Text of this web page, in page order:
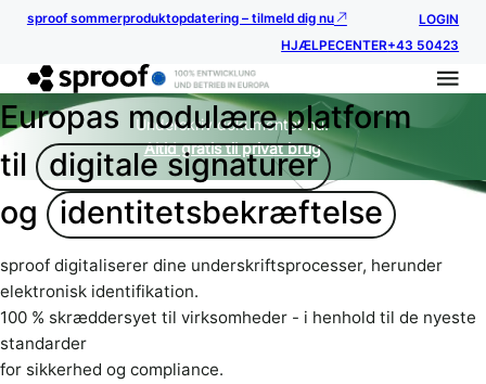
sproof sommerproduktopdatering – tilmeld dig nu
LOGIN
HJÆLPECENTER+43 50423
Europas modulære platform
til
digitale signaturer
og
identitetsbekræftelse
sproof digitaliserer dine underskriftsprocesser, herunder
elektronisk identifikation.
100 % skræddersyet til virksomheder - i henhold til de nyeste
standarder
for sikkerhed og compliance.
Underskriv dokumentet nu.
Altid gratis til privat brug